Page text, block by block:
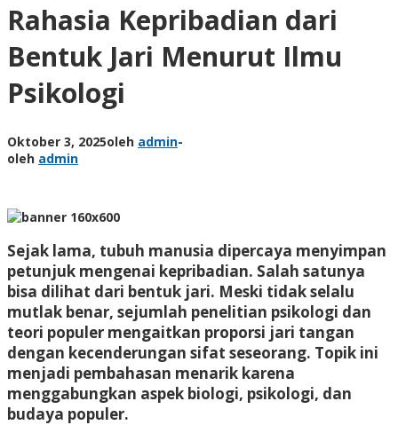
Rahasia Kepribadian dari
Bentuk Jari Menurut Ilmu
Psikologi
Oktober 3, 2025oleh admin-
oleh admin
Sejak lama, tubuh manusia dipercaya menyimpan
petunjuk mengenai kepribadian. Salah satunya
bisa dilihat dari bentuk jari. Meski tidak selalu
mutlak benar, sejumlah penelitian psikologi dan
teori populer mengaitkan proporsi jari tangan
dengan kecenderungan sifat seseorang. Topik ini
menjadi pembahasan menarik karena
menggabungkan aspek biologi, psikologi, dan
budaya populer.